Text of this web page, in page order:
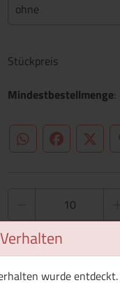
wurde
ohne
Stückpreis
Mindestbestellmenge:
WhatsAppFacebook